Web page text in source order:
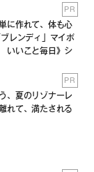
PR
に作れて、体も心
レンディ」マイボ
いいこと毎日》シ
PR
、夏のリゾナーレ
れて、満たされる